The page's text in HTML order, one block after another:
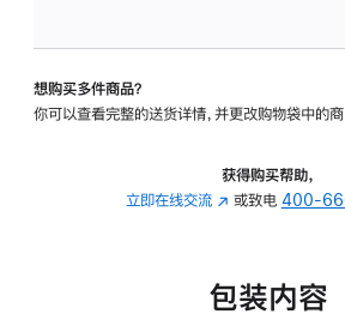
转
的
想购买多件商品？
你可以查看完整的送货详情，并更改购物袋中的商
获得购买帮助，
立即在线交流 (在
中
或致电 400-
包装内容